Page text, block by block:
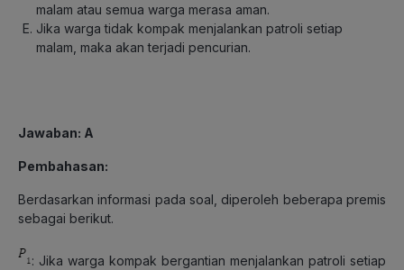
malam atau semua warga merasa aman.
Jika warga tidak kompak menjalankan patroli setiap
malam, maka akan terjadi pencurian.
Jawaban: A
Pembahasan:
Berdasarkan informasi pada soal, diperoleh beberapa premis
sebagai berikut.
: Jika warga kompak bergantian menjalankan patroli setiap